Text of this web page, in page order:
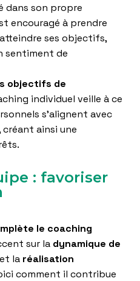
dans son propre
encouragé à prendre
ses objectifs,
sentiment de
objectifs de
individuel veille à ce
s’alignent avec
créant ainsi une
: favoriser
le coaching
sur la dynamique de
et la réalisation
comment il contribue